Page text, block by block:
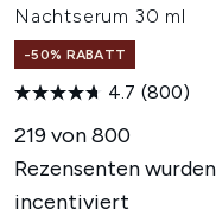
Nachtserum 30 ml
-50% RABATT
4.7 (800)
219 von 800
Rezensenten wurden
incentiviert